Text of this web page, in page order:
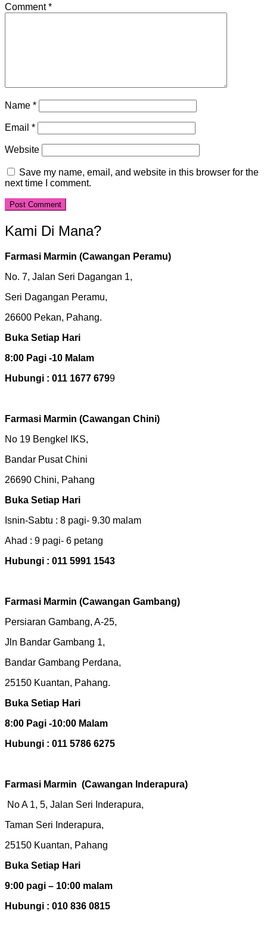
Comment*
Name *
Email *
Website
Save my name, email, and website in this browser for the
next time I comment.
Kami Di Mana?
Farmasi Marmin (Cawangan Peramu)
No. 7, Jalan Seri Dagangan 1,
Seri Dagangan Peramu,
26600 Pekan, Pahang.
Buka Setiap Hari
8:00 Pagi -10 Malam
Hubungi : 011 1677 6799
Farmasi Marmin (Cawangan Chini)
No 19 Bengkel IKS,
Bandar Pusat Chini
26690 Chini, Pahang
Buka Setiap Hari
Isnin-Sabtu : 8 pagi- 9.30 malam
Ahad : 9 pagi- 6 petang
Hubungi : 011 5991 1543
Farmasi Marmin (Cawangan Gambang)
Persiaran Gambang, A-25,
Jln Bandar Gambang 1,
Bandar Gambang Perdana,
25150 Kuantan, Pahang.
Buka Setiap Hari
8:00 Pagi -10:00 Malam
Hubungi : 011 5786 6275
Farmasi Marmin (Cawangan Inderapura)
No A 1, 5, Jalan Seri Inderapura,
Taman Seri Inderapura,
25150 Kuantan, Pahang
Buka Setiap Hari
9:00 pagi – 10:00 malam
Hubungi : 010 836 0815